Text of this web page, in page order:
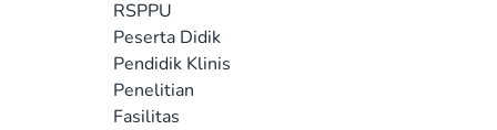
RSPPU
Peserta Didik
Pendidik Klinis
Penelitian
Fasilitas